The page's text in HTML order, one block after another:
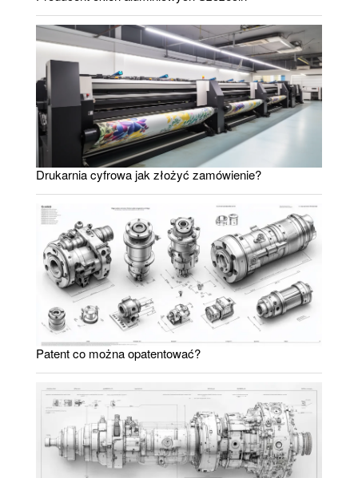
Drukarnia cyfrowa jak złożyć zamówienie?
Patent co można opatentować?